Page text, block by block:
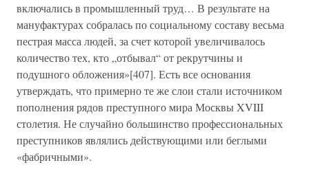
включались в промышленный труд… В результате на
мануфактурах собралась по социальному составу весьма
пестрая масса людей, за счет которой увеличивалось
количество тех, кто „отбывал“ от рекрутчины и
подушного обложения»[407]. Есть все основания
утверждать, что примерно те же слои стали источником
пополнения рядов преступного мира Москвы XVIII
столетия. Не случайно большинство профессиональных
преступников являлись действующими или беглыми
«фабричными».